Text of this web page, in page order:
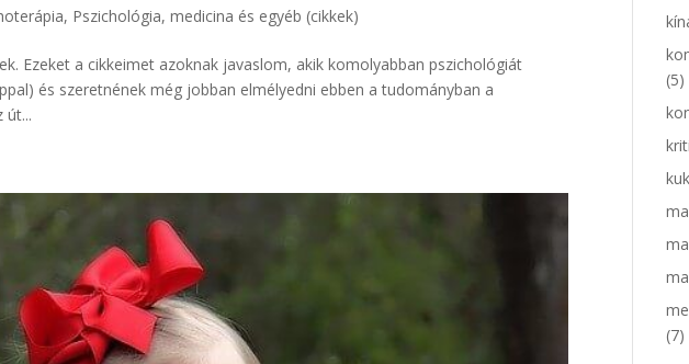
, Pszichológia, medicina és egyéb (cikkek)
Ezeket a cikkeimet azoknak javaslom, akik komolyabban pszichológiát
és szeretnének még jobban elmélyedni ebben a tudományban a
út...
(5)
(7)